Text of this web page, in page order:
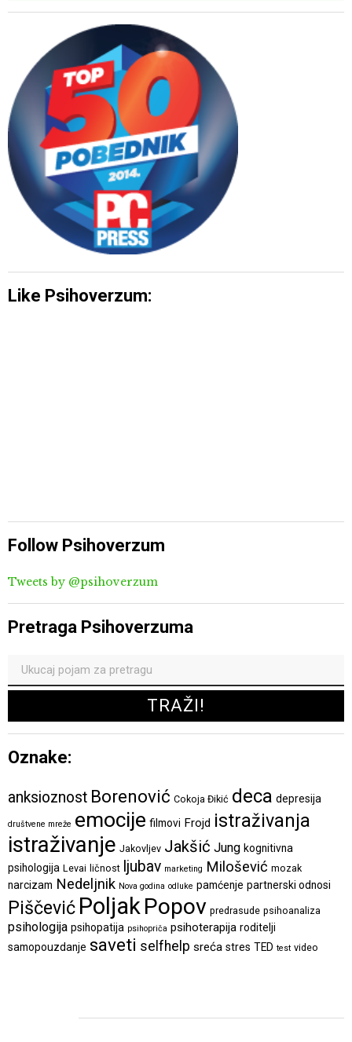
Like Psihoverzum:
Follow Psihoverzum
Tweets by @psihoverzum
Pretraga Psihoverzuma
Oznake:
anksioznost Borenović Cokoja Đikić deca depresija
društvene mreže emocije filmovi Frojd istraživanja
istraživanje Jakovljev Jakšić Jung kognitivna
psihologija Levai ličnost ljubav marketing Milošević mozak
narcizam Nedeljnik Nova godina odluke pamćenje partnerski odnosi
Piščević PoljakPopov predrasude psihoanaliza
psihologija psihopatija psihopriča psihoterapija roditelji
samopouzdanje saveti selfhelp sreća stres TED test video